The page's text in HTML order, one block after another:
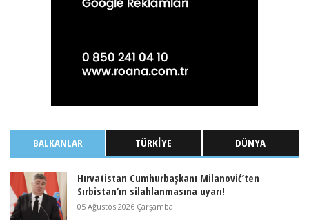
BALKANLAR TÜRKIYE DÜNYA
Hırvatistan Cumhurbaşkanı Milanović’ten
Sırbistan’ın silahlanmasına uyarı!
05 Ağustos 2026 Çarşamba